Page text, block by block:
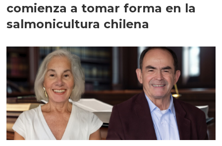
comienza a tomar forma en la
salmonicultura chilena